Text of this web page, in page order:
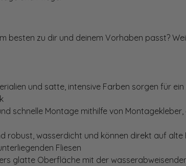
besten zu dir und deinem Vorhaben passt?
und satte, intensive Farben sorgen für
schnelle Montage mithilfe von
robust, wasserdicht und können direkt auf
Fliesen
glatte Oberfläche mit der